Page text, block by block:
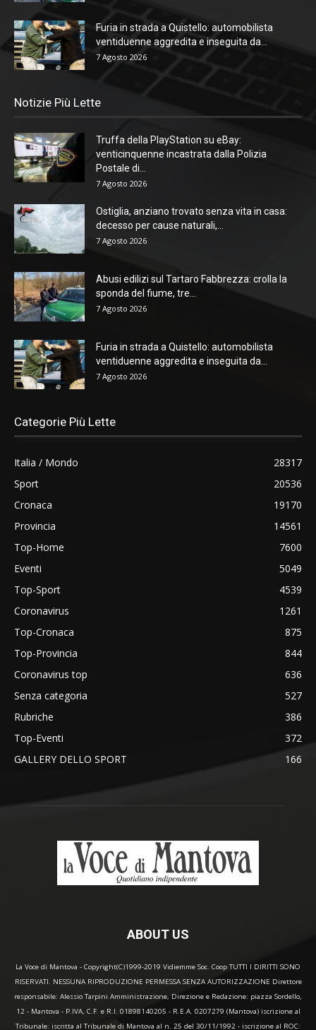
Furia in strada a Quistello: automobilista
ventiduenne aggredita e inseguita da...
7 Agosto 2026
Notizie Più Lette
Truffa della PlayStation su eBay:
venticinquenne incastrata dalla Polizia
Postale di...
7 Agosto 2026
Ostiglia, anziano trovato senza vita in casa:
decesso per cause naturali,...
7 Agosto 2026
Abusi edilizi sul Tartaro Fabbrezza: crolla la
sponda del fiume, tre...
7 Agosto 2026
Furia in strada a Quistello: automobilista
ventiduenne aggredita e inseguita da...
7 Agosto 2026
Categorie Più Lette
Italia / Mondo
28317
Sport
20536
Cronaca
19170
Provincia
14561
Top-Home
7600
Eventi
5049
Top-Sport
4539
Coronavirus
1261
Top-Cronaca
875
Top-Provincia
844
Coronavirus top
636
Senza categoria
527
Rubriche
386
Top-Eventi
372
GALLERY DELLO SPORT
166
ABOUT US
La Voce di Mantova - Copyright(C)1999-2019 Vidiemme Soc. Coop TUTTI I DIRITTI SONO
RISERVATI. NESSUNA RIPRODUZIONE PERMESSA SENZA AUTORIZZAZIONE Direttore
responsabile: Alessio Tarpini Amministrazione, Direzione e Redazione: piazza Sordello,
12 - Mantova - P.IVA, C.F. e R.I. 01898140205 - R.E.A. 0207279 (Mantova) iscrizione al
Tribunale: iscritta al Tribunale di Mantova al n. 25 del 30/11/1992 - iscrizione al ROC: